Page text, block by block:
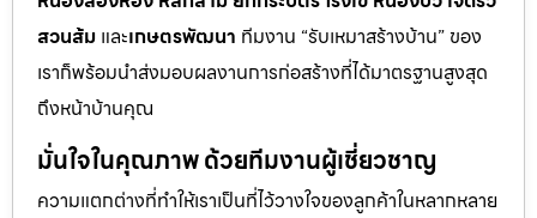
สวนส้ม และเกษตรพัฒนา ทีมงาน “รับเหมาสร้างบ้าน” ของ
เราก็พร้อมนำส่งมอบผลงานการก่อสร้างที่ได้มาตรฐานสูงสุด
ถึงหน้าบ้านคุณ
มั่นใจในคุณภาพ ด้วยทีมงานผู้เชี่ยวชาญ
ความแตกต่างที่ทำให้เราเป็นที่ไว้วางใจของลูกค้าในหลากหลาย